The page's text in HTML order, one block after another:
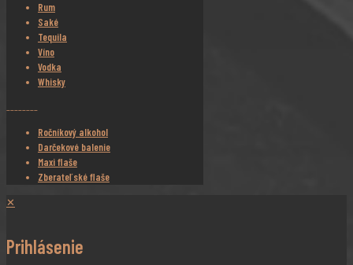
Rum
Saké
Tequila
Víno
Vodka
Whisky
________
Ročníkový alkohol
Darčekové balenie
Maxi flaše
Zberateľské flaše
✕
Prihlásenie